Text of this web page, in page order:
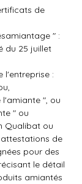
de
" :
du 25 juillet
l'entreprise :
", ou
" ou
Qualibat ou
de
pour des
le détail
amiantés